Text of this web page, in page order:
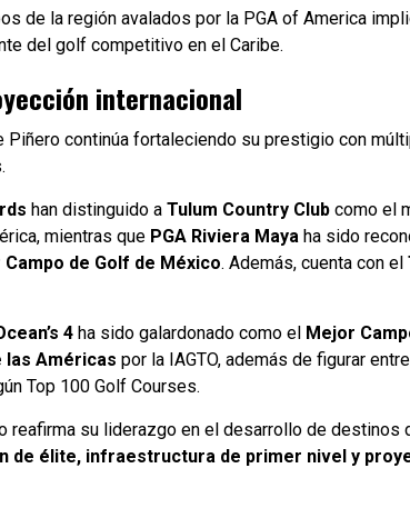
de la región avalados por la PGA of America
del golf competitivo en el Caribe.
internacional
Piñero continúa fortaleciendo su prestigio con
han distinguido a Tulum Country Club como el
mientras que PGA Riviera Maya ha sido
de Golf de México. Además, cuenta con el
4 ha sido galardonado como el Mejor
las Américas por la IAGTO, además de figurar
Top 100 Golf Courses.
reafirma su liderazgo en el desarrollo de destinos
de élite, infraestructura de primer nivel y